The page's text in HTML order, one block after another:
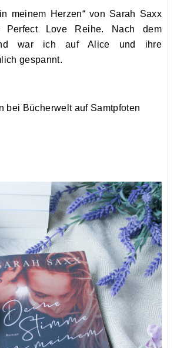
meinem Herzen“ von Sarah Saxx
Love Reihe. Nach dem
war ich auf Alice und ihre
gespannt.
bei Bücherwelt auf Samtpfoten